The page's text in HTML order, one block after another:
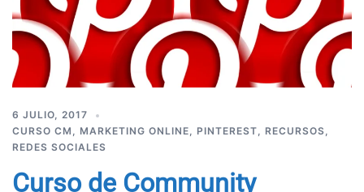
6 JULIO, 2017
CURSO CM
MARKETING ONLINE PINTEREST RECURSOS
REDES SOCIALES
Curso de Community